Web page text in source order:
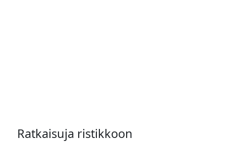
Ratkaisuja ristikkoon